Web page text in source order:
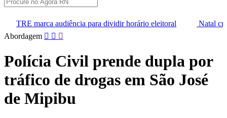
para dividir horário eleitoral
Natal cria cargos de agentes
Pular
conteúdo
Abordagem
Polícia Civil prende dupla por
tráfico de drogas em São José
de Mipibu